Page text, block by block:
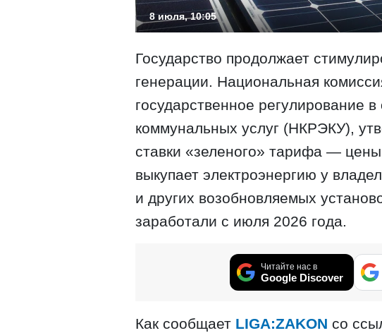
8 июля, 10:05
Государство продолжает
генерации. Национальная
государственное регулирование
коммунальных услуг (НКРЭКУ),
ставки «зеленого» тарифа —
выкупает электроэнергию у
и других возобновляемых
заработали с июля 2026 года.
Читайте нас в
Google Discover
Как сообщает LIGA:ZAKON со